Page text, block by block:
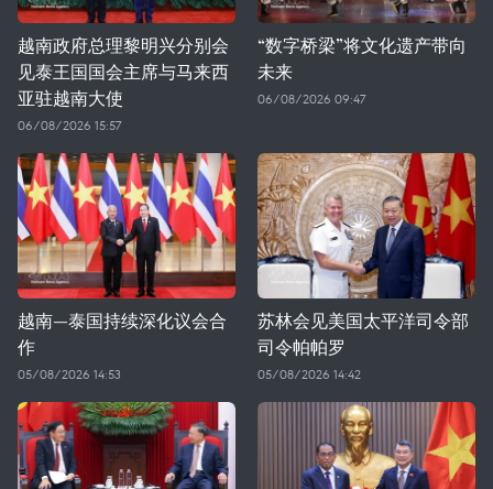
越南政府总理黎明兴分别会
见泰王国国会主席与马来西
亚驻越南大使
06/08/2026 15:57
“数字桥梁”将文化遗产带向
未来
06/08/2026 09:47
越南—泰国持续深化议会合
作
05/08/2026 14:53
苏林会见美国太平洋司令部
司令帕帕罗
05/08/2026 14:42